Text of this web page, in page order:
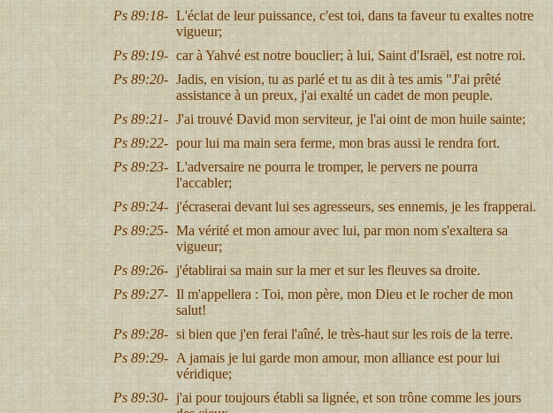
Ps 89:18- L'éclat de leur puissance, c'est toi, dans ta faveur tu exaltes notre
vigueur;
Ps 89:19- car à Yahvé est notre bouclier; à lui, Saint d'Israël, est notre roi.
Ps 89:20- Jadis, en vision, tu as parlé et tu as dit à tes amis "J'ai prêté
assistance à un preux, j'ai exalté un cadet de mon peuple.
Ps 89:21- J'ai trouvé David mon serviteur, je l'ai oint de mon huile sainte;
Ps 89:22- pour lui ma main sera ferme, mon bras aussi le rendra fort.
Ps 89:23- L'adversaire ne pourra le tromper, le pervers ne pourra
l'accabler;
Ps 89:24- j'écraserai devant lui ses agresseurs, ses ennemis, je les frapperai.
Ps 89:25- Ma vérité et mon amour avec lui, par mon nom s'exaltera sa
vigueur;
Ps 89:26- j'établirai sa main sur la mer et sur les fleuves sa droite.
Ps 89:27- Il m'appellera : Toi, mon père, mon Dieu et le rocher de mon
salut!
Ps 89:28- si bien que j'en ferai l'aîné, le très-haut sur les rois de la terre.
Ps 89:29- A jamais je lui garde mon amour, mon alliance est pour lui
véridique;
Ps 89:30- j'ai pour toujours établi sa lignée, et son trône comme les jours